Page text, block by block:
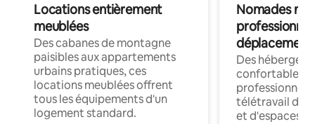
Locations entièrement
meublées
Des cabanes de montagne
paisibles aux appartements
urbains pratiques, ces
locations meublées offrent
tous les équipements d'un
logement standard.
Nomades
déplacement
Des
confortables
professionnels
télétravail
et d'espaces